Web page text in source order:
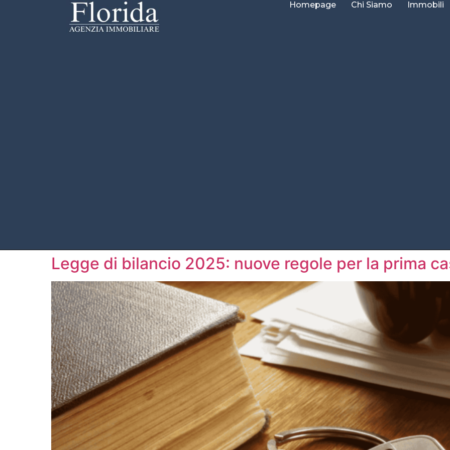
Homepage Chi Siamo Immobili
Legge di bilancio 2025: nuove regole per la prima